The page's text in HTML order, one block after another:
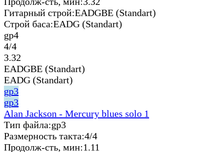
Гитарный строй:EADGBE (Standart)
Строй баса:EADG (Standart)
gp4
4/4
3.32
EADGBE (Standart)
EADG (Standart)
gp3
gp3
Alan Jackson - Mercury blues solo 1
Тип файла:gp3
Размерность такта:4/4
Продолж-сть, мин:1.11